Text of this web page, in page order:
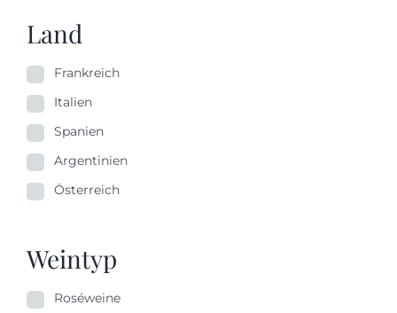
Land
Frankreich
Italien
Spanien
Argentinien
Österreich
Weintyp
Roséweine